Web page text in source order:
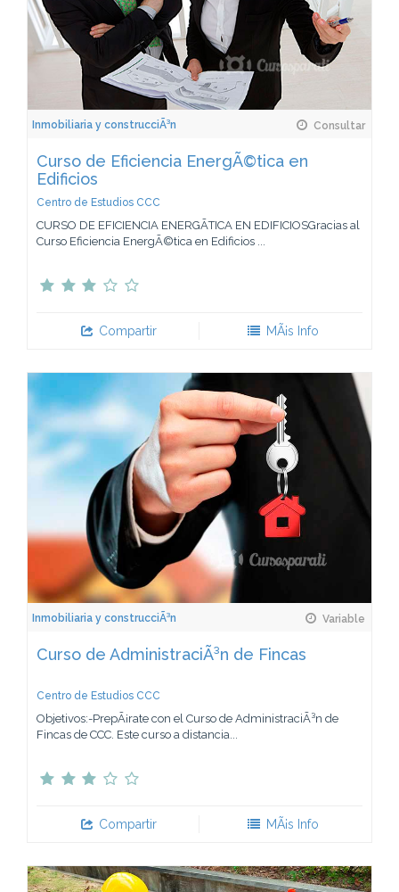
Inmobiliaria y construcciÃ³n Consultar
Curso de Eficiencia EnergÃ©tica en
Edificios
Centro de Estudios CCC
CURSO DE EFICIENCIA ENERGÃTICA EN EDIFICIOSGracias al
Curso Eficiencia EnergÃ©tica en Edificios ...
Compartir MÃ¡s Info
Inmobiliaria y construcciÃ³n Variable
Curso de AdministraciÃ³n de Fincas
Centro de Estudios CCC
Objetivos:-PrepÃ¡rate con el Curso de AdministraciÃ³n de
Fincas de CCC. Este curso a distancia...
Compartir MÃ¡s Info